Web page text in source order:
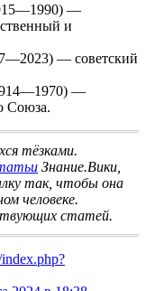
—
и
— советский
—
Союза.
тёзками.
Знание.Вики,
так, чтобы она
человеке.
статей.